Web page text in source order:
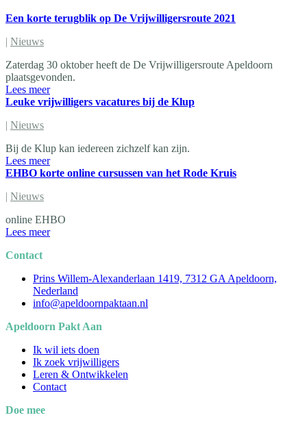
Een korte terugblik op De Vrijwilligersroute 2021
| Nieuws
Zaterdag 30 oktober heeft de De Vrijwilligersroute Apeldoorn
plaatsgevonden.
Lees meer
Leuke vrijwilligers vacatures bij de Klup
| Nieuws
Bij de Klup kan iedereen zichzelf kan zijn.
Lees meer
EHBO korte online cursussen van het Rode Kruis
| Nieuws
online EHBO
Lees meer
Contact
Prins Willem-Alexanderlaan 1419, 7312 GA Apeldoorn,
Nederland
info@apeldoornpaktaan.nl
Apeldoorn Pakt Aan
Ik wil iets doen
Ik zoek vrijwilligers
Leren & Ontwikkelen
Contact
Doe mee